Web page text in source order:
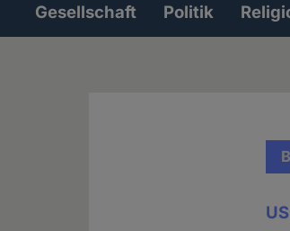
Hauptnavigation
Gesellschaft Politik